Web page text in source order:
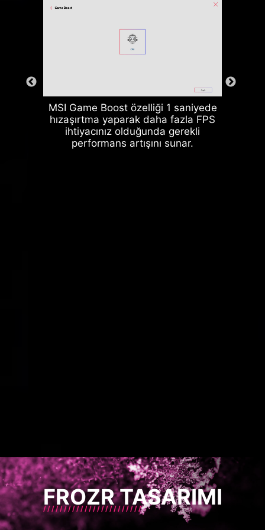
MSI Game Boost özelliği 1 saniyede
hızaşırtma yaparak daha fazla FPS
ihtiyacınız olduğunda gerekli
performans artışını sunar.
FROZR TASARIMI